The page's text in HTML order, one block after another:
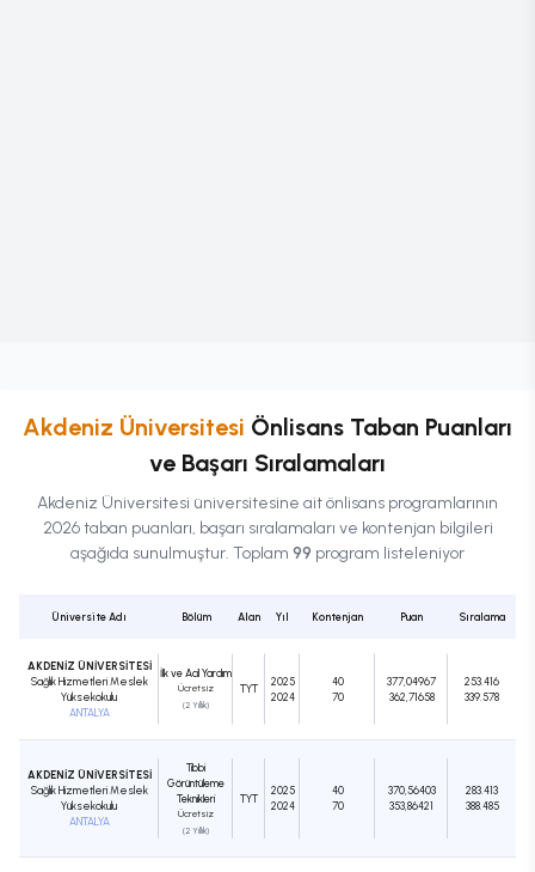
Akdeniz Üniversitesi Önlisans Taban Puanları
ve Başarı Sıralamaları
Akdeniz Üniversitesi üniversitesine aitönlisans programlarının
2026 taban puanları, başarı sıralamaları ve kontenjan bilgileri
aşağıda sunulmuştur. Toplam 99 program listeleniyor
Üniversite Adı Bölüm Alan Yıl Kontenjan Puan Sıralama
AKDENİZ ÜNİVERSİTESİ
Sağlık Hizmetleri Meslek
Yüksekokulu
ANTALYA
İlk ve Acil Yardım
Ücretsiz
(2 Yıllık)
TYT
2025
2024
40
70
377,04967
362,71658
253.416
339.578
AKDENİZ ÜNİVERSİTESİ
Sağlık Hizmetleri Meslek
Yüksekokulu
ANTALYA
Tıbbi
Görüntüleme
Teknikleri
Ücretsiz
(2 Yıllık)
TYT
2025
2024
40
70
370,56403
353,86421
283.413
388.485